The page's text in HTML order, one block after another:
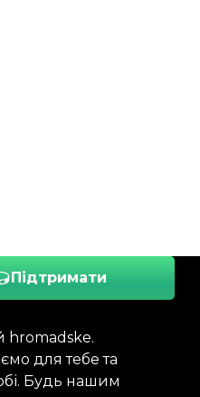
Підтримати
hromadske.
для тебе та
Будь нашим